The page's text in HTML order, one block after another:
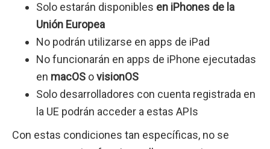
Solo estarán disponibles en iPhones de la
Unión Europea
No podrán utilizarse en apps de iPad
No funcionarán en apps de iPhone ejecutadas
en macOS ovisionOS
Solo desarrolladores con cuenta registrada en
la UE podrán acceder a estas APIs
Con estas condiciones tan específicas, no se